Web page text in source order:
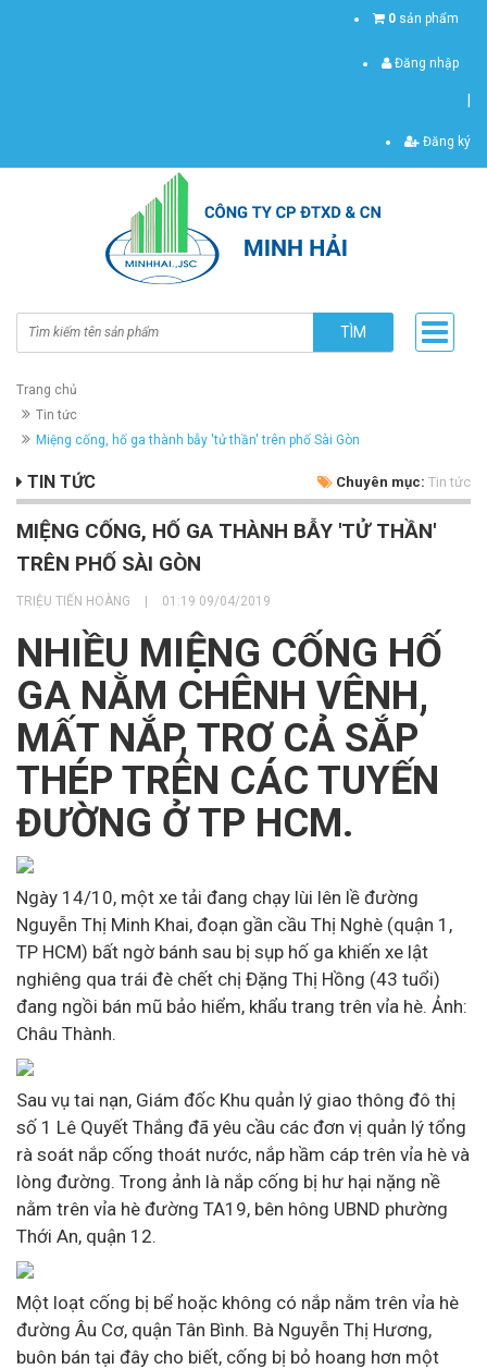
0 sản phẩm
Đăng nhập
Đăng ký
TÌM
Trang chủ
Tin tức
Miệng cống, hố ga thành bẫy 'tử thần' trên phố Sài Gòn
TIN TỨC Chuyên mục: Tin tức
MIỆNG CỐNG, HỐ GA THÀNH BẪY 'TỬ THẦN'
TRÊN PHỐ SÀI GÒN
TRIỆU TIẾN HOÀNG 01:19 09/04/2019
NHIỀU MIỆNG CỐNG HỐ
GA NẰM CHÊNH VÊNH,
MẤT NẮP, TRƠ CẢ SẮP
THÉP TRÊN CÁC TUYẾN
ĐƯỜNG Ở TP HCM.
Ngày 14/10, một xe tải đang chạy lùi lên lề đường
Nguyễn Thị Minh Khai, đoạn gần cầu Thị Nghè (quận 1,
TP HCM) bất ngờ bánh sau bị sụp hố ga khiến xe lật
nghiêng qua trái đè chết chị Đặng Thị Hồng (43 tuổi)
đang ngồi bán mũ bảo hiểm, khẩu trang trên vỉa hè. Ảnh:
Châu Thành.
Sau vụ tai nạn, Giám đốc Khu quản lý giao thông đô thị
số 1 Lê Quyết Thắng đã yêu cầu các đơn vị quản lý tổng
rà soát nắp cống thoát nước, nắp hầm cáp trên vỉa hè và
lòng đường. Trong ảnh là nắp cống bị hư hại nặng nề
nằm trên vỉa hè đường TA19, bên hông UBND phường
Thới An, quận 12.
Một loạt cống bị bể hoặc không có nắp nằm trên vỉa hè
đường Âu Cơ, quận Tân Bình. Bà Nguyễn Thị Hương,
buôn bán tại đây cho biết, cống bị bỏ hoang hơn một